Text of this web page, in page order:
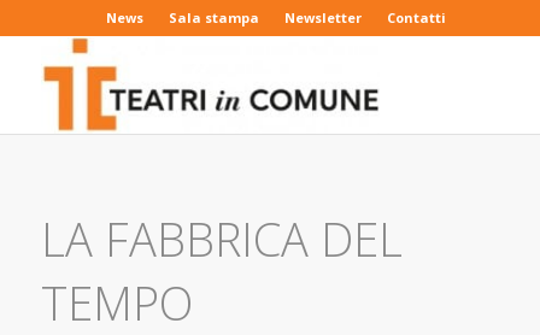
News Sala stampa Newsletter Contatti
LA FABBRICA DEL
TEMPO